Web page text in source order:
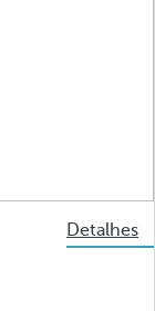
Detalhes